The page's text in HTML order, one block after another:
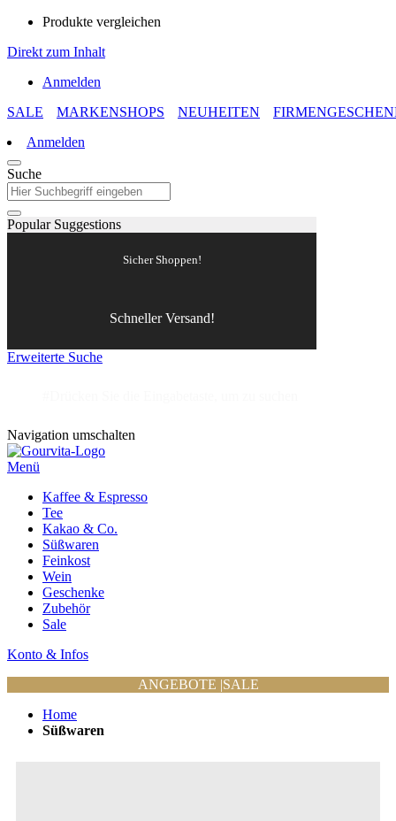
Produkte vergleichen
Direkt zum Inhalt
Anmelden
SALE
MARKENSHOPS NEUHEITEN
Anmelden
Suche
Popular Suggestions
Sicher Shoppen!
Schneller Versand!
Erweiterte Suche
Navigation umschalten
Menü
Kaffee & Espresso
Tee
Kakao & Co.
Süßwaren
Feinkost
Wein
Geschenke
Zubehör
Sale
Konto & Infos
ANGEBOTE |SALE
Home
Süßwaren